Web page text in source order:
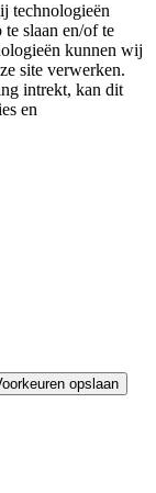
technologieën
slaan en/of te
kunnen wij
site verwerken.
intrekt, kan dit
en
opslaan